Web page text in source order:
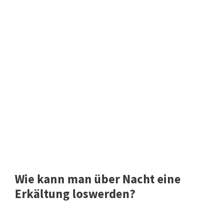
Wie kann man über Nacht eine
Erkältung loswerden?